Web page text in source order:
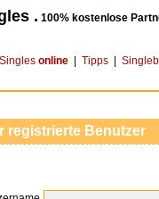
. 100% kostenlose
Singles online Tipps
registrierte Benutzer